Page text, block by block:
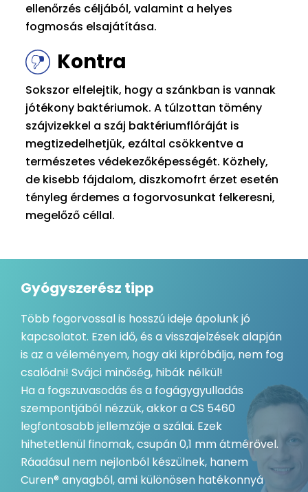
ellenőrzés céljából, valamint a helyes
fogmosás elsajátítása.
Kontra
Sokszor elfelejtik, hogy a szánkban is vannak
jótékony baktériumok. A túlzottan tömény
szájvizekkel a száj baktériumflóráját is
megtizedelhetjük, ezáltal csökkentve a
természetes védekezőképességét. Közhely,
de kisebb fájdalom, diszkomofrt érzet esetén
tényleg érdemes a fogorvosunkat felkeresni,
megelőző céllal.
Gyógyszerész tipp
Több fogorvossal is hosszú ideje ápolunk jó
kapcsolatot. Ezen idő, és a visszajelzések alapján
is az a véleményem, hogy aki kipróbálja, nem fog
csalódni! Svájci minőség, hibák nélkül!
Ha a fogszuvasodás és a fogágygyulladás
szempontjából nézzük, akkor a CS 5460
legfontosabb jellemzője a szálai. Ezek
hihetetlenül finomak, csupán 0,1 mm átmérővel.
Ráadásul nem nejlonból készülnek, hanem
Curen® anyagból, ami különösen hatékonnyá